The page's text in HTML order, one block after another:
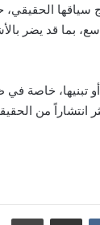
سياقها
بما قد يضر
تبنيها، خاصة في
انتشاراً من
مشاركة عبر البريد